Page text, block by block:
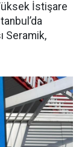
İstişare
Seramik,